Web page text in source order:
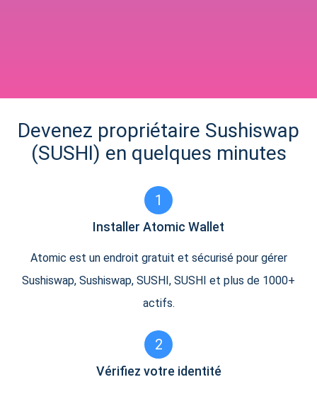
Devenez propriétaire Sushiswap
(SUSHI) en quelques minutes
1
Installer Atomic Wallet
Atomic est un endroit gratuit et sécurisé pour gérer
Sushiswap, Sushiswap, SUSHI, SUSHI et plus de 1000+
actifs.
2
Vérifiez votre identité